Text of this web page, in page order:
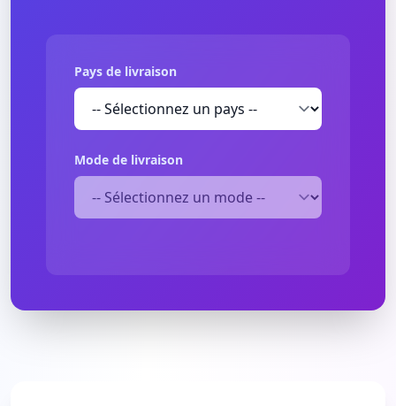
Pays de livraison
Mode de livraison